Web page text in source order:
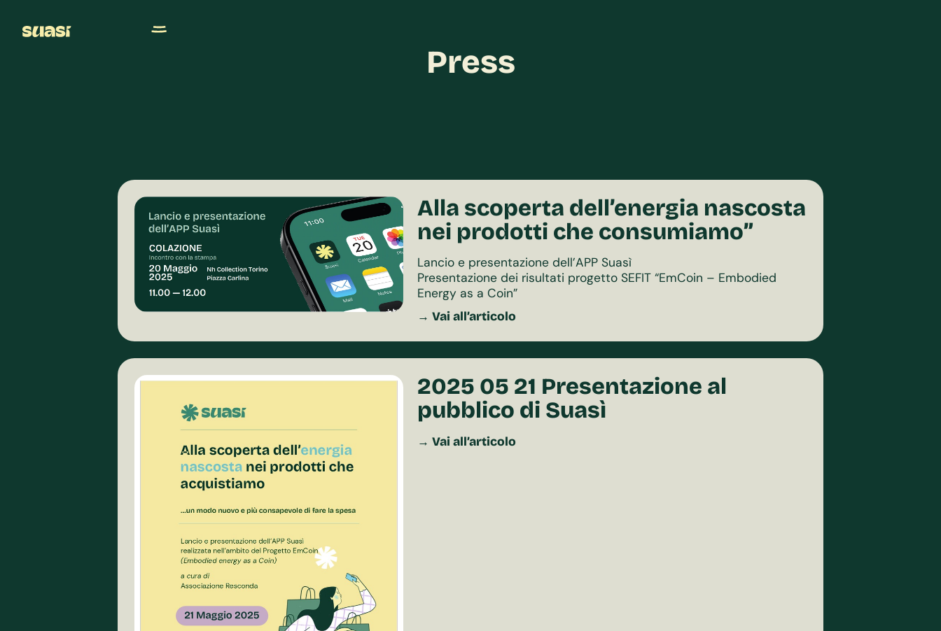
Press
Alla scoperta dell’energia nascosta
nei prodotti che consumiamo”
Lancio e presentazione dell’APP Suasì
Presentazione dei risultati progetto SEFIT “EmCoin – Embodied
Energy as a Coin”
→ Vai all’articolo
2025 05 21 Presentazione al
pubblico di Suasì
→ Vai all’articolo